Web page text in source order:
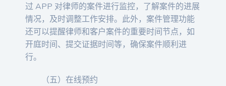
过 APP 对律师的案件进行监控，了解案件的进展
情况，及时调整工作安排。此外，案件管理功能
还可以提醒律师和客户案件的重要时间节点，如
开庭时间、提交证据时间等，确保案件顺利进
行。
（五）在线预约